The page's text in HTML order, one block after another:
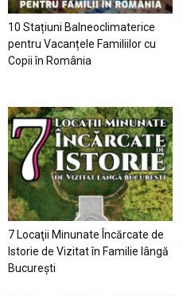
10 Stațiuni Balneoclimaterice
pentru Vacanțele Familiilor cu
Copii în România
7 Locaţii Minunate Încărcate de
Istorie de Vizitat în Familie lângă
București